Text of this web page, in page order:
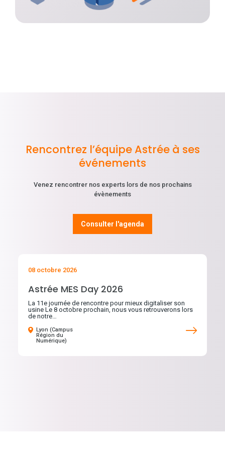
Rencontrez l’équipe Astrée à ses
événements
Venez rencontrer nos experts lors de nos prochains
évènements
Consulter l'agenda
08 octobre 2026
Astrée MES Day 2026
La 11e journée de rencontre pour mieux digitaliser son
usine Le 8 octobre prochain, nous vous retrouverons lors
de notre…
Lyon (Campus
Région du
Numérique)